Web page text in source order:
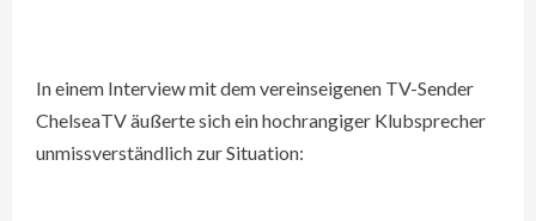
In einem Interview mit dem vereinseigenen TV-Sender
ChelseaTV äußerte sich ein hochrangiger Klubsprecher
unmissverständlich zur Situation: